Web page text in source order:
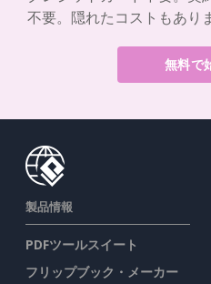
不要。隠れたコストもあり
無料で
製品情報
PDFツールスイート
フリップブック・メーカー